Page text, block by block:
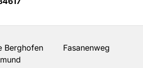
Berghofen Fasanenweg